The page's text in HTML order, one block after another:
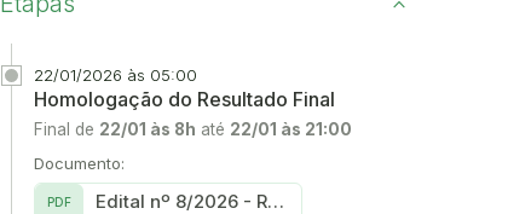
22/01/2026 às 05:00
Homologação do Resultado Final
Final de 22/01 às 8h até 22/01 às 21:00
Documento:
Edital nº 8/2026 - Resultado Final Transferidos e Diplomados
PDF